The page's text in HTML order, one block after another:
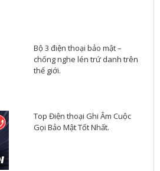
Bộ 3 điện thoại bảo mật –
chống nghe lén trứ danh trên
thế giới.
Top Điện thoại Ghi Âm Cuộc
Gọi Bảo Mật Tốt Nhất.